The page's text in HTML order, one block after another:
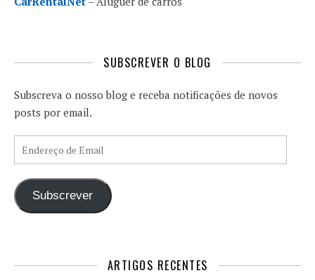
SUBSCREVER O BLOG
Subscreva o nosso blog e receba notificações de novos
posts por email.
Subscrever
ARTIGOS RECENTES